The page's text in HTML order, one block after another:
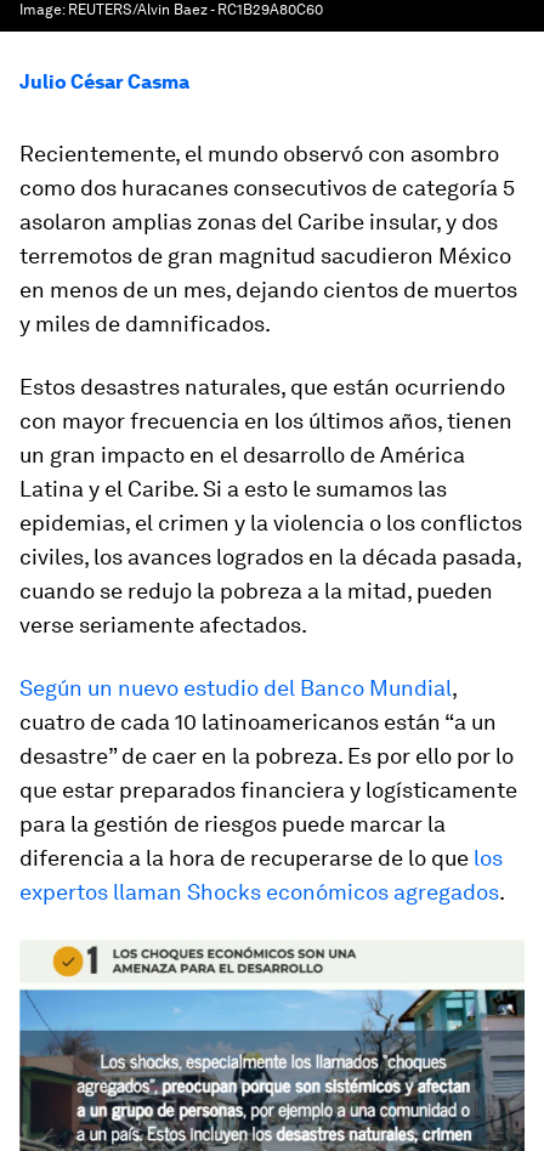
Image: REUTERS/Alvin Baez - RC1B29A80C60
Julio César Casma
Recientemente, el mundo observó con asombro
como dos huracanes consecutivos de categoría 5
asolaron amplias zonas del Caribe insular, y dos
terremotos de gran magnitud sacudieron México
en menos de un mes, dejando cientos de muertos
y miles de damnificados.
Estos desastres naturales, que están ocurriendo
con mayor frecuencia en los últimos años, tienen
un gran impacto en el desarrollo de América
Latina y el Caribe. Si a esto le sumamos las
epidemias, el crimen y la violencia o los conflictos
civiles, los avances logrados en la década pasada,
cuando se redujo la pobreza a la mitad, pueden
verse seriamente afectados.
Según un nuevo estudio del Banco Mundial,
cuatro de cada 10 latinoamericanos están “a un
desastre” de caer en la pobreza. Es por ello por lo
que estar preparados financiera y logísticamente
para la gestión de riesgos puede marcar la
diferencia a la hora de recuperarse de lo que los
expertos llaman Shocks económicos agregados.